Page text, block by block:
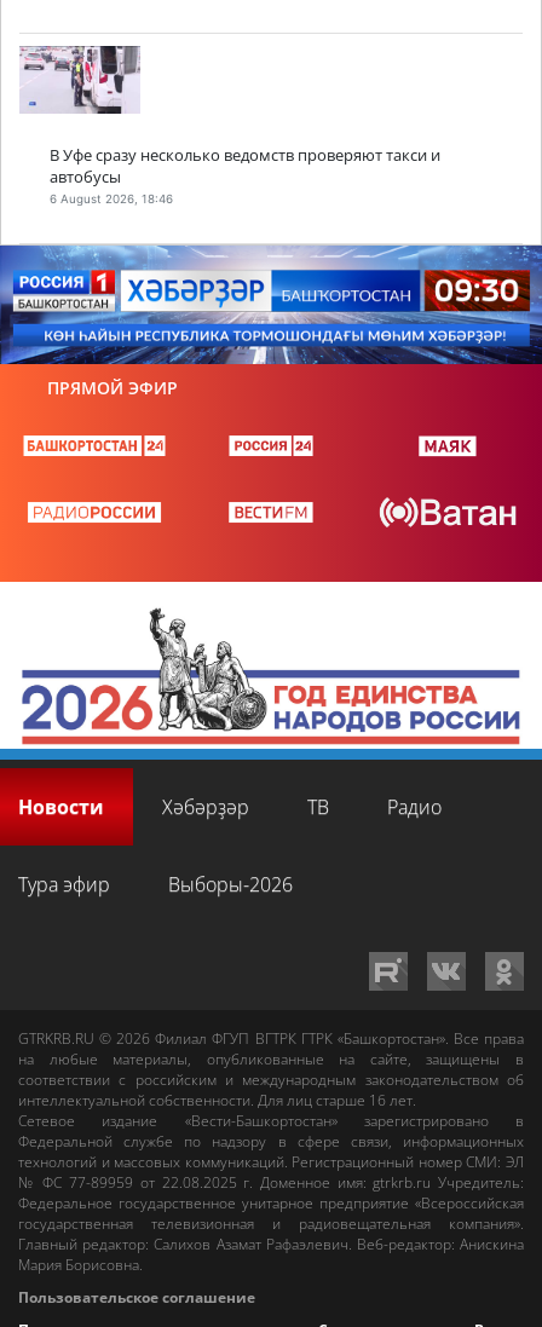
В Уфе сразу несколько ведомств проверяют такси и
автобусы
6 August 2026, 18:46
ПРЯМОЙ ЭФИР
Новости Хәбәрҙәр ТВ Радио
Тура эфир Выборы-2026
GTRKRB.RU © 2026Филиал ФГУП ВГТРК ГТРК «Башкортостан». Все права
на любые материалы, опубликованные на сайте, защищены в
соответствии с российским и международным законодательством об
интеллектуальной собственности. Для лиц старше 16 лет.
Сетевое издание «Вести-Башкортостан»зарегистрировано в
Федеральной службе по надзору в сфере связи, информационных
технологий и массовых коммуникаций. Регистрационный номер СМИ: ЭЛ
№ ФС 77-89959 от 22.08.2025 г. Доменное имя:gtrkrb.ru Учредитель:
Федеральное государственное унитарное предприятие «Всероссийская
государственная телевизионная и радиовещательная компания».
Главный редактор:Салихов Азамат Рафаэлевич. Веб-редактор:Анискина
Мария Борисовна.
Пользовательское соглашение